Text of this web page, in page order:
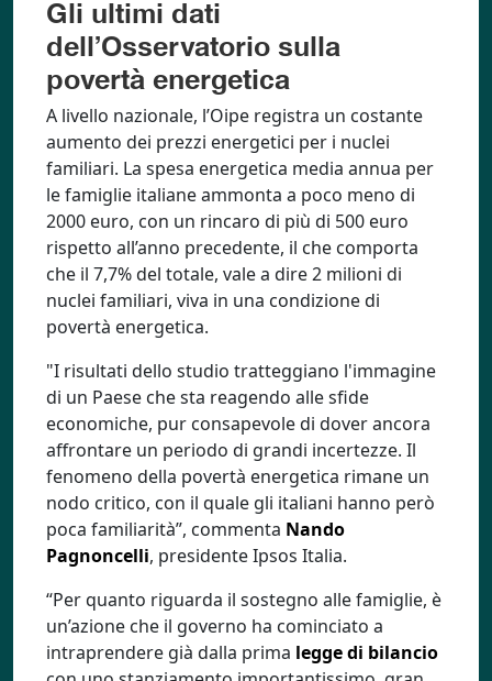
Gli ultimi dati
dell’Osservatorio sulla
povertà energetica
A livello nazionale, l’Oipe registra un costante
aumento dei prezzi energetici per i nuclei
familiari. La spesa energetica media annua per
le famiglie italiane ammonta a poco meno di
2000 euro, con un rincaro di più di 500 euro
rispetto all’anno precedente, il che comporta
che il 7,7% del totale, vale a dire 2 milioni di
nuclei familiari, viva in una condizione di
povertà energetica.
"I risultati dello studio tratteggiano l'immagine
di un Paese che sta reagendo alle sfide
economiche, pur consapevole di dover ancora
affrontare un periodo di grandi incertezze. Il
fenomeno della povertà energetica rimane un
nodo critico, con il quale gli italiani hanno però
poca familiarità”, commenta Nando
Pagnoncelli, presidente Ipsos Italia.
“Per quanto riguarda il sostegno alle famiglie, è
un’azione che il governo ha cominciato a
intraprendere già dalla prima legge di bilancio